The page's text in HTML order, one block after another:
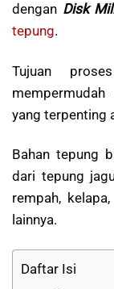
dengan Disk
tepung.
Tujuan
yang terpenting
Bahan tepung
dari tepung
rempah,
lainnya.
Daftar Isi